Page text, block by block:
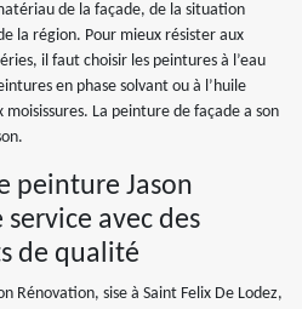
de la façade, de la situation
la région. Pour mieux résister aux
il faut choisir les peintures à l’eau
en phase solvant ou à l’huile
La peinture de façade a son
peinture Jason
avec des
de qualité
Rénovation, sise à Saint Felix De Lodez,